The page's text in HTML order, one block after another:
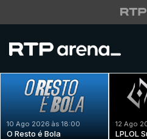
10 Ago 2026 às 18:00
O Resto é Bola
12 Ago
LPLOL